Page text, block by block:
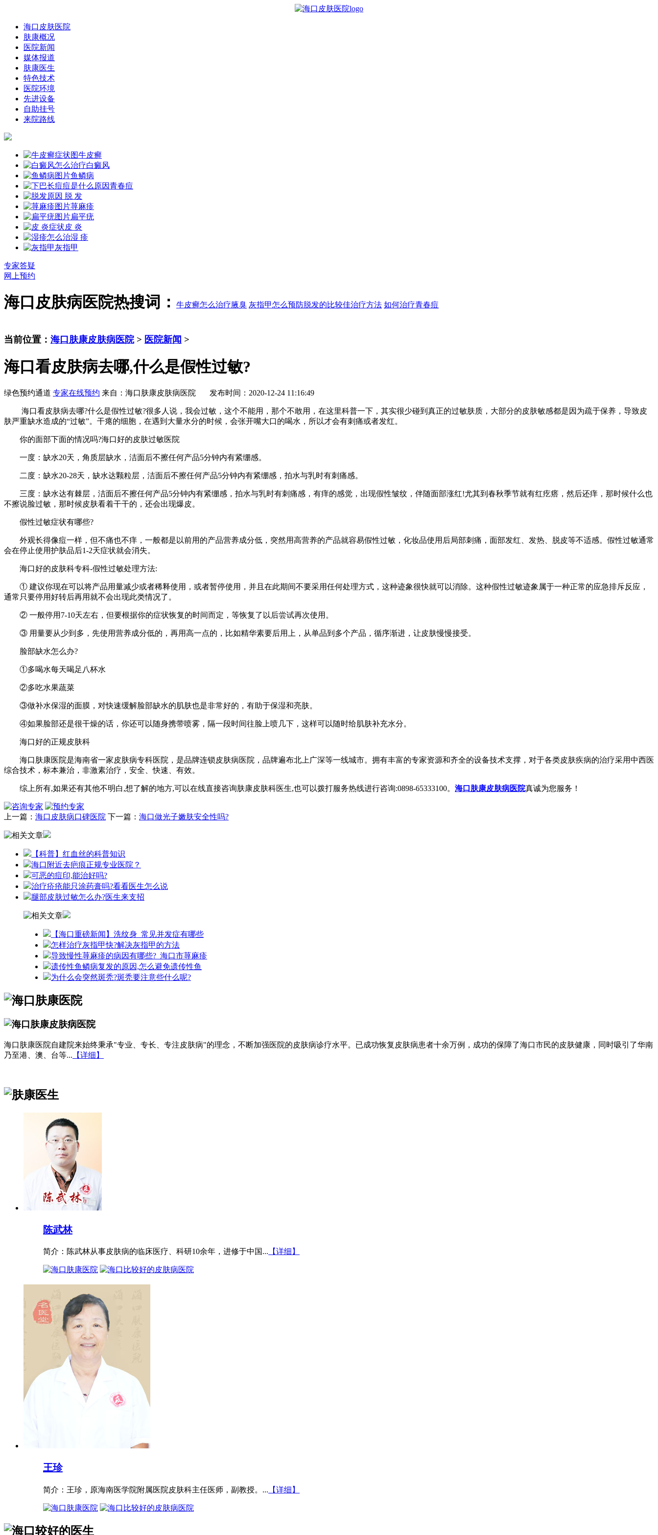
海口皮肤医院
肤康概况
医院新闻
媒体报道
肤康医生
特色技术
医院环境
先进设备
自助挂号
来院路线
牛皮癣
白癜风
鱼鳞病
青春痘
脱 发
荨麻疹
扁平疣
皮 炎
湿 疹
灰指甲
专家答疑
网上预约
海口皮肤病医院热搜词： 牛皮癣怎么治疗腋臭 灰指甲怎么预防脱发的比较佳治疗方法 如何治疗青春痘
当前位置： 海口肤康皮肤病医院> 医院新闻 >
海口看皮肤病去哪,什么是假性过敏?
绿色预约通道 专家在线预约 来自：海口肤康皮肤病医院 发布时间：2020-12-24 11:16:49
海口看皮肤病去哪?什么是假性过敏?很多人说，我会过敏，这个不能用，那个不敢用，在这里科普一下，其实很少碰到真正的过敏肤质，大部分的皮肤敏感都是因为疏于保养，导致皮
肤严重缺水造成的“过敏”。干瘪的细胞，在遇到大量水分的时候，会张开嘴大口的喝水，所以才会有刺痛或者发红。
你的面部下面的情况吗?海口好的皮肤过敏医院
一度：缺水20天，角质层缺水，洁面后不擦任何产品5分钟内有紧绷感。
二度：缺水20-28天，缺水达颗粒层，洁面后不擦任何产品5分钟内有紧绷感，拍水与乳时有刺痛感。
三度：缺水达有棘层，洁面后不擦任何产品5分钟内有紧绷感，拍水与乳时有刺痛感，有痒的感觉，出现假性皱纹，伴随面部涨红!尤其到春秋季节就有红疙瘩，然后还痒，那时候什么也
不擦说脸过敏，那时候皮肤看着干干的，还会出现爆皮。
假性过敏症状有哪些?
外观长得像痘一样，但不痛也不痒，一般都是以前用的产品营养成分低，突然用高营养的产品就容易假性过敏，化妆品使用后局部刺痛，面部发红、发热、脱皮等不适感。假性过敏通常
会在停止使用护肤品后1-2天症状就会消失。
海口好的皮肤科专科-假性过敏处理方法:
① 建议你现在可以将产品用量减少或者稀释使用，或者暂停使用，并且在此期间不要采用任何处理方式，这种迹象很快就可以消除。这种假性过敏迹象属于一种正常的应急排斥反应，
通常只要停用好转后再用就不会出现此类情况了。
② 一般停用7-10天左右，但要根据你的症状恢复的时间而定，等恢复了以后尝试再次使用。
③ 用量要从少到多，先使用营养成分低的，再用高一点的，比如精华素要后用上，从单品到多个产品，循序渐进，让皮肤慢慢接受。
脸部缺水怎么办?
①多喝水每天喝足八杯水
②多吃水果蔬菜
③做补水保湿的面膜，对快速缓解脸部缺水的肌肤也是非常好的，有助于保湿和亮肤。
④如果脸部还是很干燥的话，你还可以随身携带喷雾，隔一段时间往脸上喷几下，这样可以随时给肌肤补充水分。
海口好的正规皮肤科
海口肤康医院是海南省一家皮肤病专科医院，是品牌连锁皮肤病医院，品牌遍布北上广深等一线城市。拥有丰富的专家资源和齐全的设备技术支撑，对于各类皮肤疾病的治疗采用中西医
综合技术，标本兼治，非激素治疗，安全、快速、有效。
综上所有,如果还有其他不明白,想了解的地方,可以在线直接咨询肤康皮肤科医生,也可以拨打服务热线进行咨询:0898-65333100。 海口肤康皮肤病医院真诚为您服务！
上一篇： 海口皮肤病口碑医院 下一篇： 海口做光子嫩肤安全性吗?
【科普】红血丝的科普知识
海口附近去疤痕正规专业医院？
可恶的痘印,能治好吗?
治疗疥疮能只涂药膏吗?看看医生怎么说
腿部皮肤过敏怎么办?医生来支招
【海口重磅新闻】洗纹身_常见并发症有哪些
怎样治疗灰指甲快?解决灰指甲的方法
导致慢性荨麻疹的病因有哪些?_海口市荨麻疹
遗传性鱼鳞病复发的原因,怎么避免遗传性鱼
为什么会突然斑秃?斑秃要注意些什么呢?
海口肤康医院自建院来始终秉承"专业、专长、专注皮肤病"的理念，不断加强医院的皮肤病诊疗水平。已成功恢复皮肤病患者十余万例，成功的保障了海口市民的皮肤健康，同时吸引了华南
乃至港、澳、台等... 【详细】
陈武林
简介：陈武林从事皮肤病的临床医疗、科研10余年，进修于中国... 【详细】
王珍
简介：王珍，原海南医学院附属医院皮肤科主任医师，副教授。... 【详细】